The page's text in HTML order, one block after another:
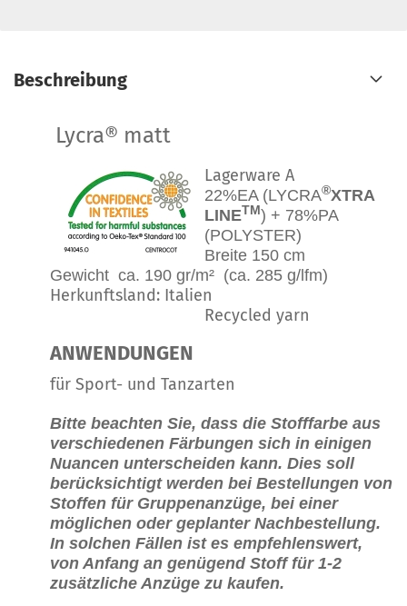
Beschreibung
Lycra® matt
Lagerware A
22%EA (LYCRA®XTRA
LINETM ) + 78%PA
(POLYSTER)
Breite 150 cm
Gewicht ca. 190 gr/m² (ca. 285 g/lfm)
Herkunftsland: Italien
Recycled yarn
ANWENDUNGEN
für Sport- und Tanzarten
Bitte beachten Sie, dass die Stofffarbe aus
verschiedenen Färbungen sich in einigen
Nuancen unterscheiden kann. Dies soll
berücksichtigt werden bei Bestellungen von
Stoffen für Gruppenanzüge, bei einer
möglichen oder geplanter Nachbestellung.
In solchen Fällen ist es empfehlenswert,
von Anfang an genügend Stoff für 1-2
zusätzliche Anzüge zu kaufen.